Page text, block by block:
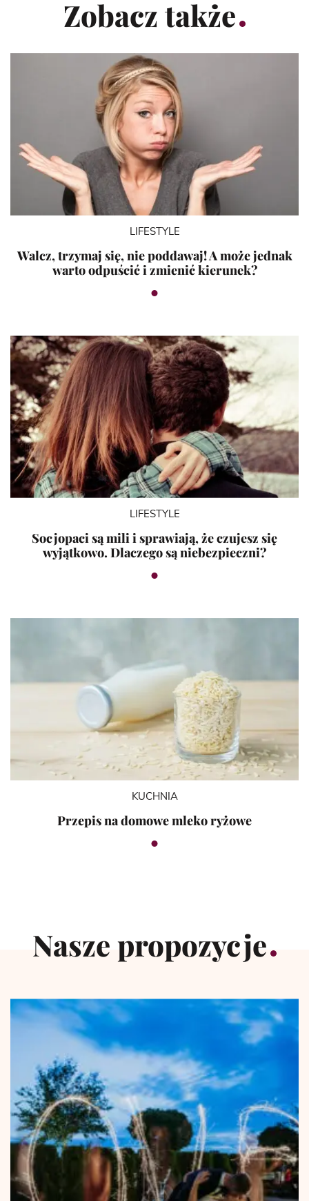
Zobacz także
LIFESTYLE
Walcz, trzymaj się, nie poddawaj! A może jednak
warto odpuścić i zmienić kierunek?
LIFESTYLE
Socjopaci są mili i sprawiają, że czujesz się
wyjątkowo. Dlaczego są niebezpieczni?
KUCHNIA
Przepis na domowe mleko ryżowe
Nasze propozycje